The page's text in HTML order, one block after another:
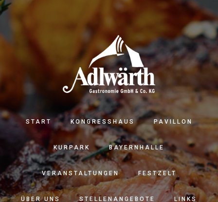
START KONGRESSHAUS PAVILLON
KURPARK BAYERNHALLE
VERANSTALTUNGEN FESTZELT
ÜBER UNS STELLENANGEBOTE LINKS